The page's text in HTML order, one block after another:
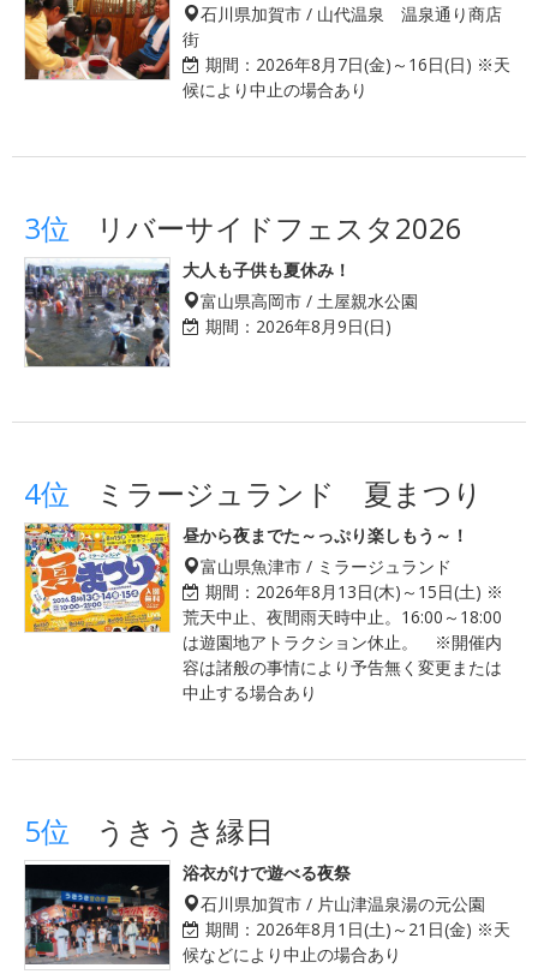
石川県加賀市 / 山代温泉 温泉通り商店
街
期間： 2026年8月7日(金)～16日(日) ※天
候により中止の場合あり
3位 リバーサイドフェスタ2026
大人も子供も夏休み！
富山県高岡市 / 土屋親水公園
期間： 2026年8月9日(日)
4位 ミラージュランド 夏まつり
昼から夜までた～っぷり楽しもう～！
富山県魚津市 / ミラージュランド
期間： 2026年8月13日(木)～15日(土) ※
荒天中止、夜間雨天時中止。16:00～18:00
は遊園地アトラクション休止。 ※開催内
容は諸般の事情により予告無く変更または
中止する場合あり
5位 うきうき縁日
浴衣がけで遊べる夜祭
石川県加賀市 / 片山津温泉湯の元公園
期間： 2026年8月1日(土)～21日(金) ※天
候などにより中止の場合あり